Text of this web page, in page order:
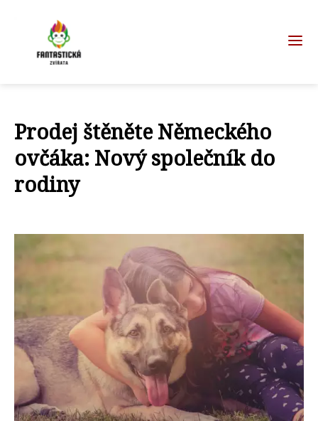
Prodej štěněte Německého
ovčáka: Nový společník do
rodiny